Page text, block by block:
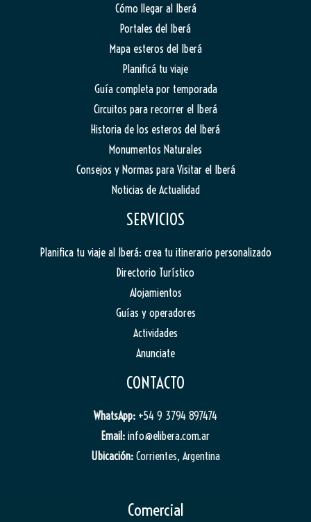
Cómo llegar al Iberá
Portales del Iberá
Mapa esteros del Iberá
Planificá tu viaje
Guía completa por temporada
Circuitos para recorrer el Iberá
Historia de los esteros del Iberá
Monumentos Naturales
Consejos y Normas para Visitar el Iberá
Noticias de Actualidad
SERVICIOS
Planifica tu viaje al Iberá: crea tu itinerario personalizado
Directorio Turístico
Alojamientos
Guías y operadores
Actividades
Anunciate
CONTACTO
WhatsApp: +54 9 3794 897474
Email: info@elibera.com.ar
Ubicación: Corrientes, Argentina
Comercial